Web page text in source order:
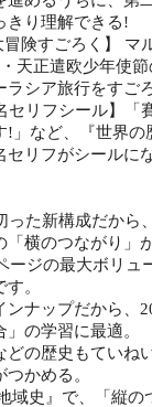
きり理解できる!
険すごろく】 マ
天正遣欧少年使
ラシア旅行をすご
リフシール】「
!」など、『世界の
セリフがシールに
た新構成だから
横のつながり」
ージの最大ボリュ
。
ナップだから、
の学習に最適。
の歴史もていね
かめる。
域史』で、「縦の